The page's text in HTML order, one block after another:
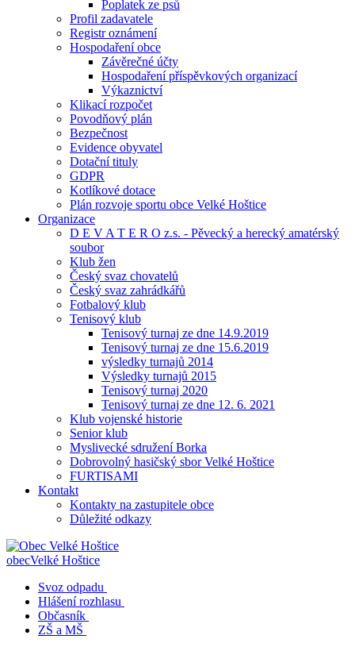
Poplatek ze psů
Profil zadavatele
Registr oznámení
Hospodaření obce
Závěrečné účty
Hospodaření příspěvkových organizací
Výkaznictví
Klikací rozpočet
Povodňový plán
Bezpečnost
Evidence obyvatel
Dotační tituly
GDPR
Kotlíkové dotace
Plán rozvoje sportu obce Velké Hoštice
Organizace
D E V A T E R O z.s. - Pěvecký a herecký amatérský
soubor
Klub žen
Český svaz chovatelů
Český svaz zahrádkářů
Fotbalový klub
Tenisový klub
Tenisový turnaj ze dne 14.9.2019
Tenisový turnaj ze dne 15.6.2019
výsledky turnajů 2014
Výsledky turnajů 2015
Tenisový turnaj 2020
Tenisový turnaj ze dne 12. 6. 2021
Klub vojenské historie
Senior klub
Myslivecké sdružení Borka
Dobrovolný hasičský sbor Velké Hoštice
FURTISAMI
Kontakt
Kontakty na zastupitele obce
Důležité odkazy
obecVelké Hoštice
Svoz odpadu
Hlášení rozhlasu
Občasník
ZŠ a MŠ